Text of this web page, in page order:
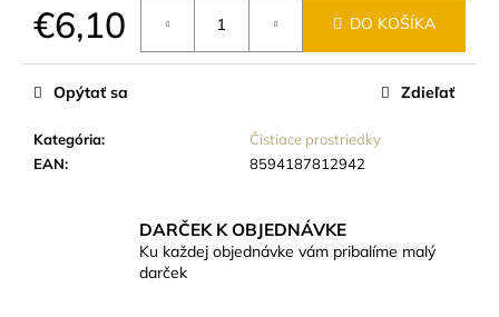
€6,10 DO KOŠÍKA
Kategória:
Čistiace prostriedky
EAN: 8594187812942
Opýtať sa Zdieľať
DARČEK K OBJEDNÁVKE
Ku každej objednávke vám pribalíme malý
darček
PRÁŠOK
ZEOZOE
€17,20